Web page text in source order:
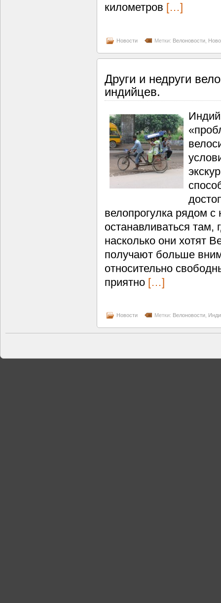
километров […]
Новости Метки: Велоновости
Други и недруги
индийцев.
велопрогулка рядом
останавливаться там,
насколько они хотят
получают больше
относительно
приятно […]
Новости Метки: Велоновости